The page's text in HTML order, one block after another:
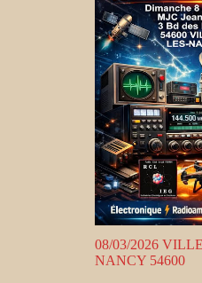
08/03/2026
NANCY 54600